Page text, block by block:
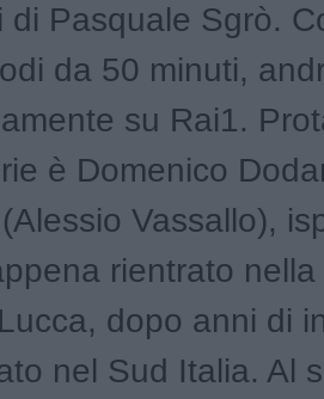
di Pasquale Sgrò.
da 50 minuti,
su Rai1.
è Domenico
Vassallo),
rientrato
dopo anni di
nel Sud Italia. Al